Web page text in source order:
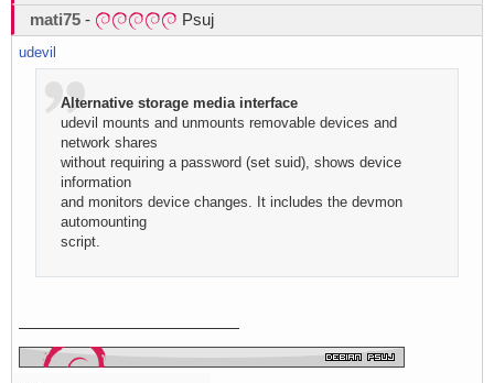
mati75 - Psuj
udevil
Alternative storage media interface
udevil mounts and unmounts removable devices and
network shares
without requiring a password (set suid), shows device
information
and monitors device changes. It includes the devmon
automounting
script.